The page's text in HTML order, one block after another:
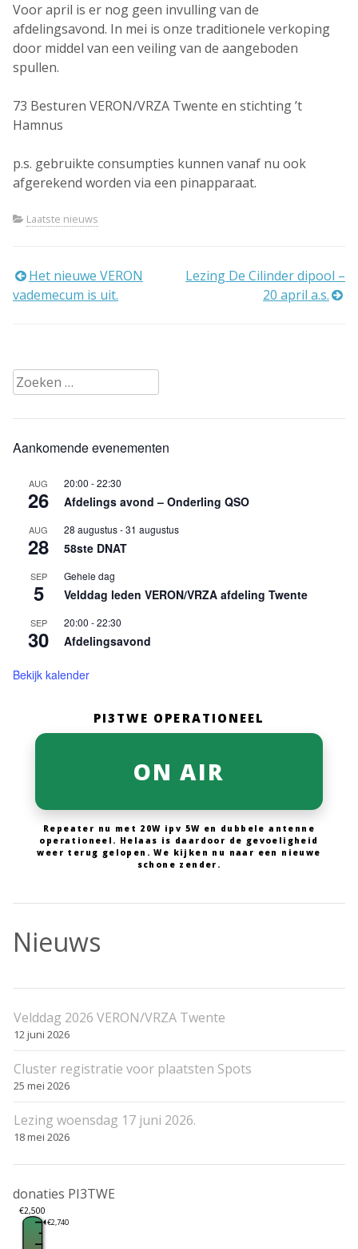
Voor april is er nog geen invulling van de
afdelingsavond. In mei is onze traditionele verkoping
door middel van een veiling van de aangeboden
spullen.
73 Besturen VERON/VRZA Twente en stichting ’t
Hamnus
p.s. gebruikte consumpties kunnen vanaf nu ook
afgerekend worden via een pinapparaat.
Laatste nieuws
Bericht
Het nieuwe VERON
vademecum is uit.
Lezing De Cilinder dipool –
20 april a.s.
Zoeken
naar:
Aankomende evenementen
AUG
26
20:00 -22:30
Afdelings avond – Onderling QSO
AUG
28
28 augustus-31 augustus
58ste DNAT
SEP
5
Gehele dag
Velddag leden VERON/VRZA afdeling Twente
SEP
30
20:00 -22:30
Afdelingsavond
Bekijk kalender
PI3TWE OPERATIONEEL
ON AIR
Repeater nu met 20W ipv 5W en dubbele antenne
operationeel. Helaas is daardoor de gevoeligheid
weer terug gelopen. We kijken nu naar een nieuwe
schone zender.
Nieuws
Velddag 2026 VERON/VRZA Twente
12 juni 2026
Cluster registratie voor plaatsten Spots
25 mei 2026
Lezing woensdag 17 juni 2026.
18 mei 2026
donaties PI3TWE
€2,500
€2,740